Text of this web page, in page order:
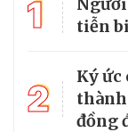
1
tiễn
2
Ký ức
đồng